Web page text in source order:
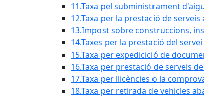
11.Taxa pel subministrament
12.Taxa per la prestació de
13.Impost sobre construccions,
14.Taxes per la prestació del
15.Taxa per expedicició de
16.Taxa per prestació de serveis
17.Taxa per llicències o la
18.Taxa per retirada de vehicles